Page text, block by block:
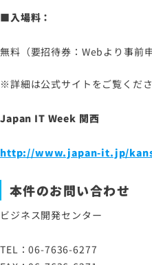
■入場料：
無料（要招待券：Webより事前申
※詳細は公式サイトをご覧くださ
Japan IT Week 関西
http://www.japan-it.jp/
本件のお問い合わせ
ビジネス開発センター
TEL：06-7636-6277